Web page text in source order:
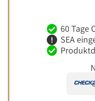
60 Tage
SEA